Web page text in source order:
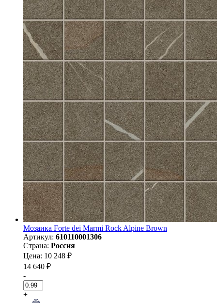
Мозаика Forte dei Marmi Rock Alpine Brown
Артикул: 610110001306
Страна: Россия
Цена: 10 248 ₽
14 640 ₽
-
+